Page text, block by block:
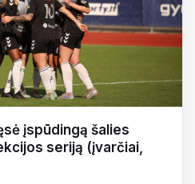
įspūdingą šalies
seriją (įvarčiai,